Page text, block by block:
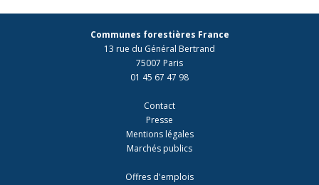
Communes forestières France
13 rue du Général Bertrand
75007 Paris
01 45 67 47 98
Contact
Presse
Mentions légales
Marchés publics
Offres d'emplois